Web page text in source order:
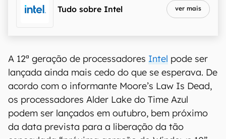
Tudo sobre Intel ver mais
A 12ª geração de processadores Intel pode ser
lançada ainda mais cedo do que se esperava. De
acordo com o informante Moore’s Law Is Dead,
os processadores Alder Lake do Time Azul
podem ser lançados em outubro, bem próximo
da data prevista para a liberação da tão